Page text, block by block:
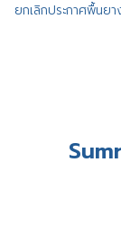
ยกเลิกประกาศพื้นย